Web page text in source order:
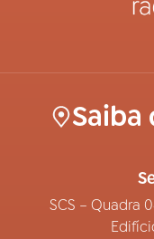
Saiba
SCS – Quadra